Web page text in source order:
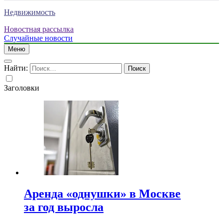
Недвижимость
Новостная рассылка
Случайные новости
Меню
Найти:
Заголовки
Аренда «однушки» в Москве
за год выросла